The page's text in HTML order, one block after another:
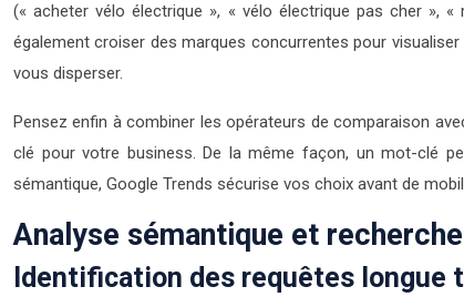
(« acheter vélo électrique », « vélo électrique pas cher »,
également croiser des marques concurrentes pour
vous disperser.
Pensez enfin à combiner les opérateurs de comparaison
clé pour votre business. De la même façon, un mot-clé
sémantique, Google Trends sécurise vos choix avant de
Analyse sémantique et
Identification des requêtes